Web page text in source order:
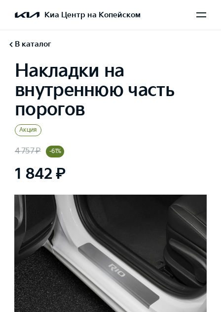
Киа Центр на Копейском
В каталог
Накладки на
внутреннюю часть
порогов
Акция
4 757 ₽ -61%
1 842 ₽